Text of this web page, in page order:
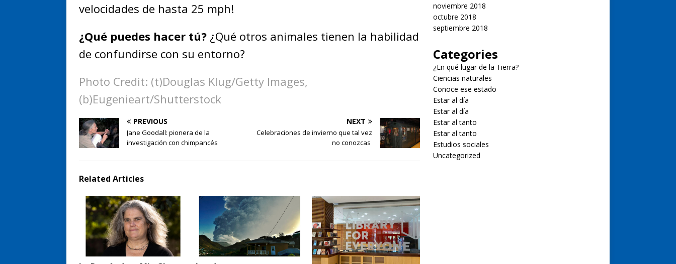
velocidades de hasta 25 mph!
¿Qué puedes hacer tú? ¿Qué otros animales tienen la habilidad
de confundirse con su entorno?
Photo Credit: (t)Douglas Klug/Getty Images,
(b)Eugenieart/Shutterstock
PREVIOUS
Jane Goodall: pionera de la
investigación con chimpancés
NEXT
Celebraciones de invierno que tal vez
no conozcas
Related Articles
noviembre 2018
octubre 2018
septiembre 2018
Categories
¿En qué lugar de la Tierra?
Ciencias naturales
Conoce ese estado
Estar al día
Estar al día
Estar al tanto
Estar al tanto
Estudios sociales
Uncategorized